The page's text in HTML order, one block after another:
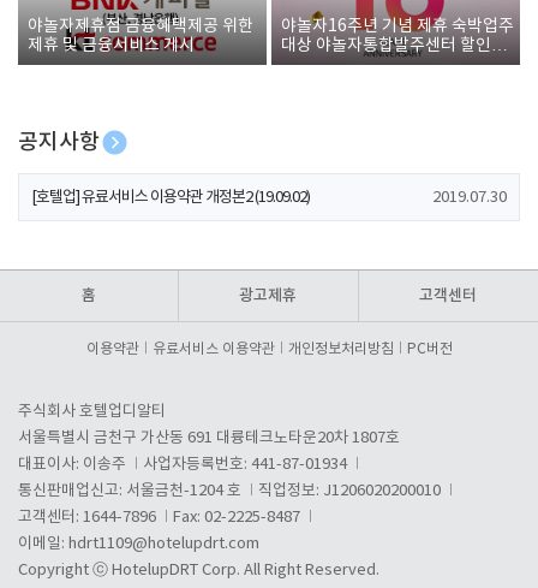
야놀자제휴점 금융혜택제공 위한
제휴 및 금융서비스 게시
야놀자16주년 기념 제휴 숙박업주
대상 야놀자통합발주센터 할인쿠
폰 증정
공지사항
[호텔업] 개인정보 처리방침 개정본1 (19.09.02)
[호텔업] 유료서비스 이용약관 개정본2 (19.09.02) 2019.07.30
홈 광고제휴 고객센터
이용약관 유료서비스 이용약관 개인정보처리방침 PC버전
주식회사 호텔업디알티
서울특별시 금천구 가산동 691 대륭테크노타운20차 1807호
대표이사: 이송주
사업자등록번호: 441-87-01934
통신판매업신고: 서울금천-1204 호
직업정보: J1206020200010
고객센터: 1644-7896
Fax: 02-2225-8487
이메일: hdrt1109@hotelupdrt.com
Copyright ⓒ HotelupDRT Corp. All Right Reserved.